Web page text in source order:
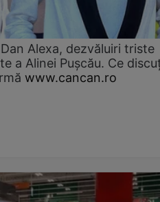
Alexa, dezvăluiri triste
a Alinei Pușcău. Ce
www.cancan.ro